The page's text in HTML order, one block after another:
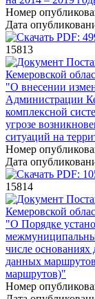
Номер
Дата
PDF:
15813
Кемеровской
"О внесении
Администрации
комплексной
угрозе
ситуаций на
Номер
Дата
PDF:
15814
Кемеровской
"О Порядке
числе основаниях
данных
маршрутов)"
Номер